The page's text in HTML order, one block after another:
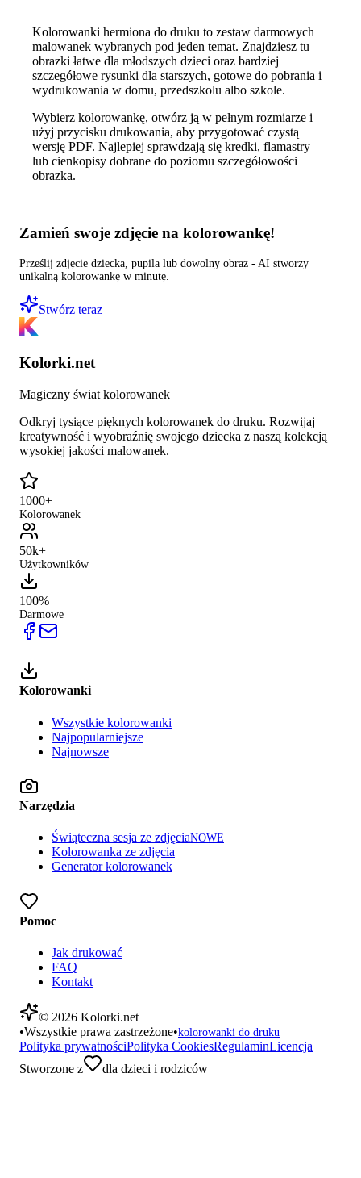
Kolorowanki hermiona do druku to zestaw darmowych
malowanek wybranych pod jeden temat. Znajdziesz tu
obrazki łatwe dla młodszych dzieci oraz bardziej
szczegółowe rysunki dla starszych, gotowe do pobrania i
wydrukowania w domu, przedszkolu albo szkole.
Wybierz kolorowankę, otwórz ją w pełnym rozmiarze i
użyj przycisku drukowania, aby przygotować czystą
wersję PDF. Najlepiej sprawdzają się kredki, flamastry
lub cienkopisy dobrane do poziomu szczegółowości
obrazka.
Zamień swoje zdjęcie na kolorowankę!
Prześlij zdjęcie dziecka, pupila lub dowolny obraz - AI stworzy
unikalną kolorowankę w minutę.
Stwórz teraz
Kolorki.net
Magiczny świat kolorowanek
Odkryj tysiące pięknych kolorowanek do druku. Rozwijaj
kreatywność i wyobraźnię swojego dziecka z naszą kolekcją
wysokiej jakości malowanek.
1000+
Kolorowanek
50k+
Użytkowników
100%
Darmowe
Kolorowanki
Wszystkie kolorowanki
Najpopularniejsze
Najnowsze
Narzędzia
Świąteczna sesja ze zdjęciaNOWE
Kolorowanka ze zdjęcia
Generator kolorowanek
Pomoc
Jak drukować
FAQ
Kontakt
© 2026 Kolorki.net
•Wszystkie prawa zastrzeżone•kolorowanki do druku
Polityka prywatnościPolityka CookiesRegulaminLicencja
Stworzone z
dla dzieci i rodziców